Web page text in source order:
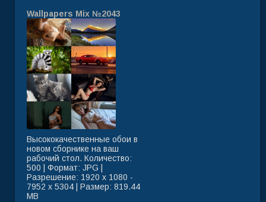
Wallpapers Mix №2043
Высококачественные обои в
новом сборнике на ваш
рабочий стол. Количество:
500 | Формат: JPG |
Разрешение: 1920 x 1080 -
7952 x 5304 | Размер: 819.44
MB